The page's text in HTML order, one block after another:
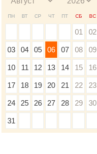
ПН ВТ СР ЧТ ПТ СБ ВС
01 02
03 04 05 06 07 08 09
10 11 12 13 14 15 16
17 18 19 20 21 22 23
24 25 26 27 28 29 30
31